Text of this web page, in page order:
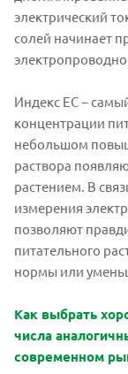
электрический
солей начинает
Индекс EC −
концентрации
небольшом
раствора
растением. В
измерения
позволяют
питательного
нормы или
Как выбрать
числа
современном